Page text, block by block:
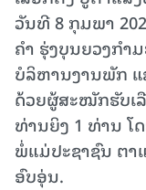
ວັນທີ 8 ກຸມພາ
ຄໍາ ຮຸ່ງບຸນຍວງກໍາ
ບໍລິຫານງານພັກ
ດ້ວຍຜູ້ສະໝັກຮັບເ
ທ່ານຍິງ 1 ທ່ານ ໂ
ພໍ່ແມ່ປະຊາຊົນ ຕາ
ອົບອຸ່ນ.